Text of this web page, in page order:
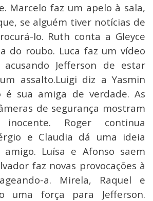
Marcelo faz um apelo à sala,
se alguém tiver notícias de
lo. Ruth conta a Gleyce
do roubo. Luca faz um vídeo
Jefferson de estar
assalto.Luigi diz a Yasmin
é sua amiga de verdade. As
de segurança mostram
Roger continua
e Claudia dá uma ideia
Luísa e Afonso saem
faz novas provocações à
a. Mirela, Raquel e
uma força para Jefferson.